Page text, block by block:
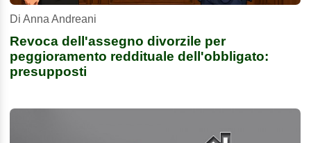
Di Anna Andreani
Revoca dell'assegno divorzile per
peggioramento reddituale dell'obbligato:
presupposti